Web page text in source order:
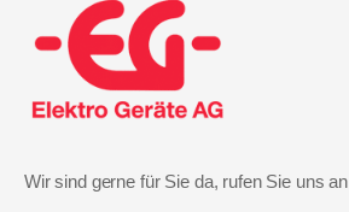
Wir sind gerne für Sie da, rufen Sie uns an